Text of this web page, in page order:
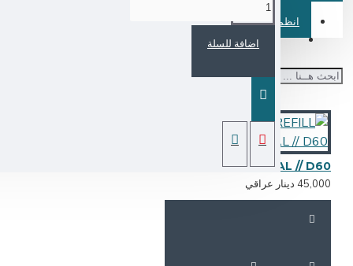
انظمة الكاشير ونقاط البيع
اضافة للسلة
دينار عراقي